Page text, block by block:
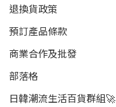
退換貨政策
預訂產品條款
商業合作及批發
部落格
日韓潮流生活百貨群組🚀